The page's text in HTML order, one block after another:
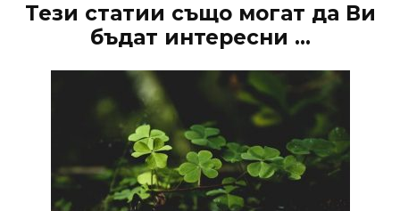
Тези статии също могат да Ви
бъдат интересни ...